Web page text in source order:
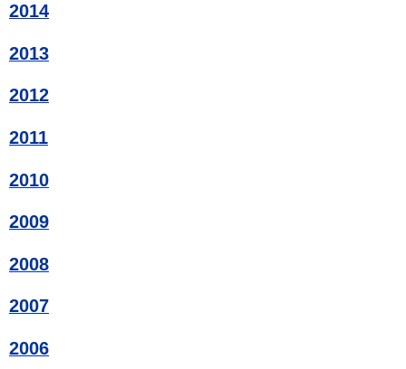
2014
2013
2012
2011
2010
2009
2008
2007
2006